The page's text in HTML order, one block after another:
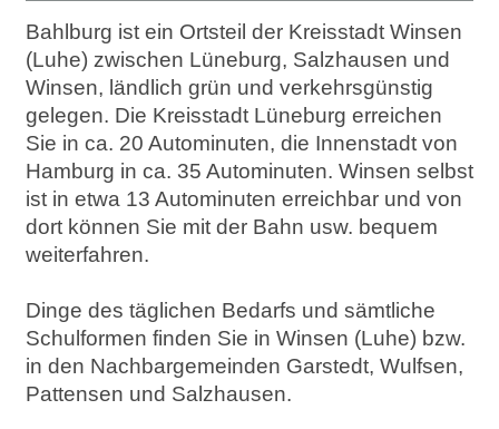
Bahlburg ist ein Ortsteil der Kreisstadt Winsen
(Luhe) zwischen Lüneburg, Salzhausen und
Winsen, ländlich grün und verkehrsgünstig
gelegen. Die Kreisstadt Lüneburg erreichen
Sie in ca. 20 Autominuten, die Innenstadt von
Hamburg in ca. 35 Autominuten. Winsen selbst
ist in etwa 13 Autominuten erreichbar und von
dort können Sie mit der Bahn usw. bequem
weiterfahren.
Dinge des täglichen Bedarfs und sämtliche
Schulformen finden Sie in Winsen (Luhe) bzw.
in den Nachbargemeinden Garstedt, Wulfsen,
Pattensen und Salzhausen.